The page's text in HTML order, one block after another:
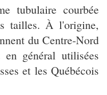
tubulaire courbée
tailles. À l'origine,
du Centre-Nord
général utilisées
et les Québécois